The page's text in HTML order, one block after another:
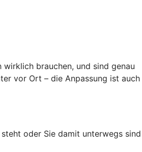
brauchen, und sind genau
vor Ort – die Anpassung ist auch
oder Sie damit unterwegs sind